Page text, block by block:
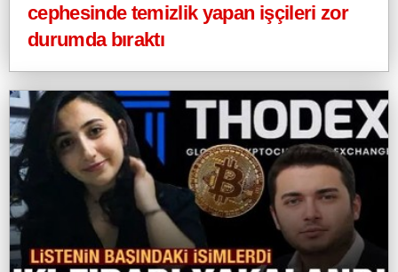
cephesinde temizlik yapan işçileri zor
durumda bıraktı